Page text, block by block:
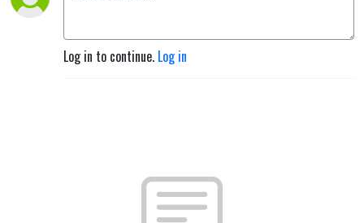
Log in to continue. Log in